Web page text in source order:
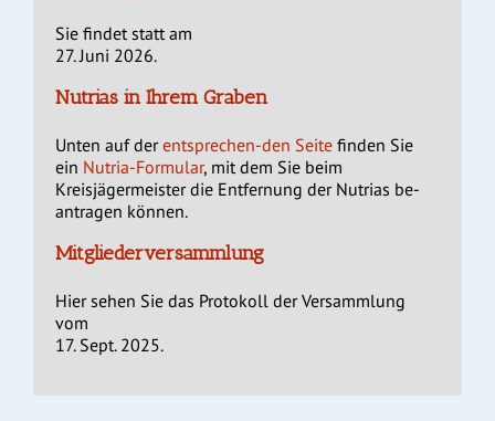
Sie findet statt am
27. Juni 2026.
Nutrias in Ihrem Graben
Unten auf derentsprechen-den Seite finden Sie
ein Nutria-Formular, mit dem Sie beim
Kreisjägermeister die Entfernung der Nutrias be-
antragen können.
Mitgliederversammlung
Hier sehen Sie das Protokoll der Versammlung
vom
17. Sept. 2025.